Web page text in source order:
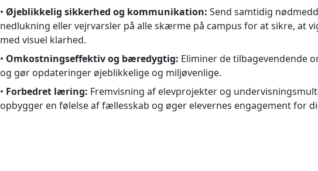
• Øjeblikkelig sikkerhed og kommunikation: Send samtidig
nedlukning eller vejrvarsler på alle skærme på campus for at sikre, at
med visuel klarhed.
• Omkostningseffektiv og bæredygtig: Eliminer de tilbagevendende
og gør opdateringer øjeblikkelige og miljøvenlige.
• Forbedret læring: Fremvisning af elevprojekter og
opbygger en følelse af fællesskab og øger elevernes engagement for